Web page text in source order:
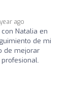
ago
Natalia en
de mi
de mejorar